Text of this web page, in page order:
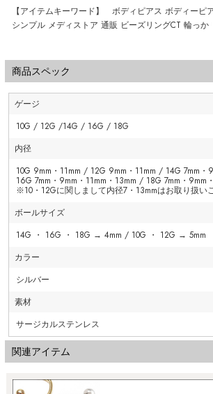
【アイテムキーワード】 ボディピアス ボディーピ
シンプル メディストア 通販 ビーズリングCT 輪っ
商品スペック
ゲージ
10G / 12G /14G / 16G / 18G
内径
10G 9mm・11mm / 12G 9mm・11mm / 14G 7mm・
16G 7mm・9mm・11mm・13mm / 18G 7mm・9mm
※10・12Gに関しまして内径7・13mmはお取り扱い
ボールサイズ
14G ・ 16G ・ 18G → 4mm / 10G ・ 12G → 5mm
カラー
シルバー
素材
サージカルステンレス
関連アイテム